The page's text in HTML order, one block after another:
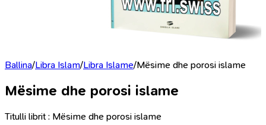
Ballina/Libra Islam/Libra Islame/Mësime dhe porosi islame
Mësime dhe porosi islame
Titulli librit : Mësime dhe porosi islame